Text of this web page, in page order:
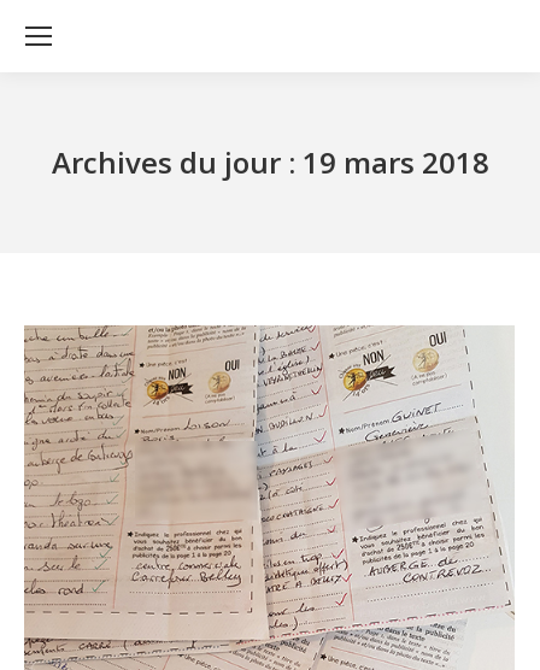
Archives du jour : 19 mars 2018